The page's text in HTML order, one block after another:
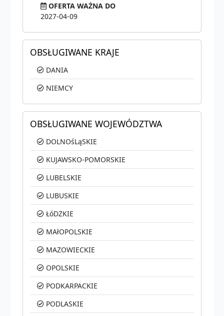
OFERTA WAŻNA DO
2027-04-09
OBSŁUGIWANE KRAJE
DANIA
NIEMCY
OBSŁUGIWANE WOJEWÓDZTWA
DOLNOśLąSKIE
KUJAWSKO-POMORSKIE
LUBELSKIE
LUBUSKIE
ŁóDZKIE
MAłOPOLSKIE
MAZOWIECKIE
OPOLSKIE
PODKARPACKIE
PODLASKIE